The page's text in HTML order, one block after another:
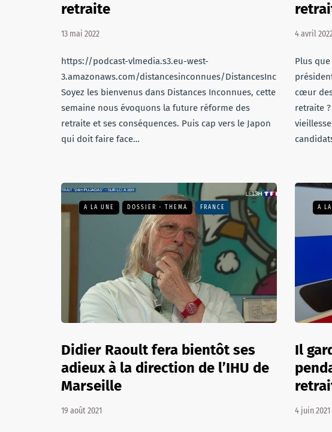
retraite
13 mai 2022
https://podcast-vlmedia.s3.eu-west-
3.amazonaws.com/distancesinconnues/
Soyez les bienvenus dans Distances Inconnues, cette
semaine nous évoquons la future réforme des
retraite et ses conséquences. Puis cap vers le Japon
qui doit faire face…
4 avril
Plus
cœur
retraite
A LA UNE DOSSIER - THEMA FRANCE
Didier Raoult fera bientôt ses
adieux à la direction de l’IHU de
Marseille
19 août 2021
A
Il
4 juin 2021